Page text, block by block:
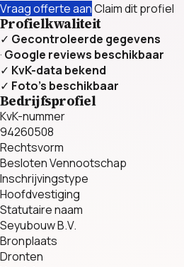
Vraag offerte aanClaim dit profiel
Profielkwaliteit
✓ Gecontroleerde gegevens
· Google reviews beschikbaar
✓ KvK-data bekend
✓ Foto’s beschikbaar
Bedrijfsprofiel
KvK-nummer
94260508
Rechtsvorm
Besloten Vennootschap
Inschrijvingstype
Hoofdvestiging
Statutaire naam
Seyubouw B.V.
Bronplaats
Dronten